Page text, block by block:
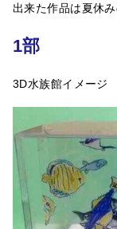
出来た作品は夏休
1部
3D水族館イメージ